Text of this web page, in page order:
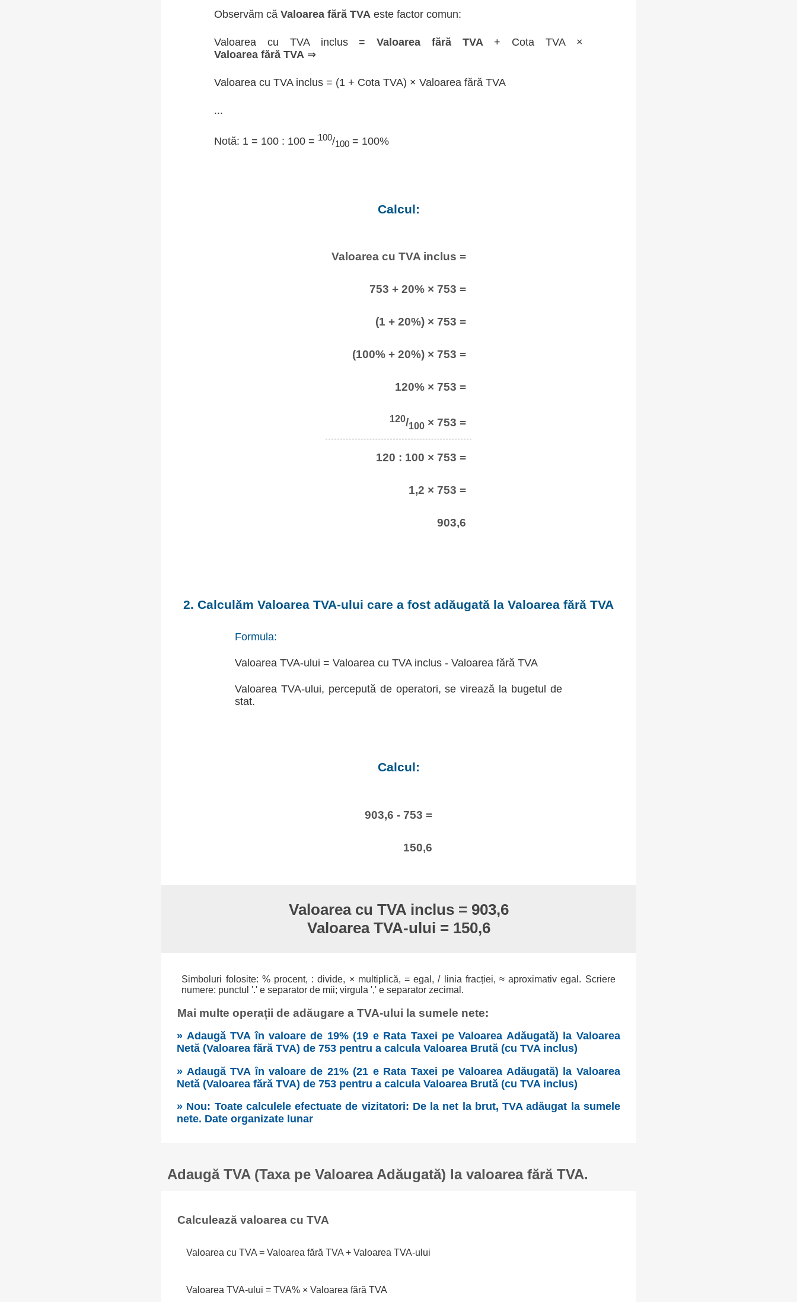
Observăm căValoarea fără TVA este factor comun:
Valoarea cu TVA inclus =Valoarea fără TVA+ Cota TVA ×
Valoarea fără TVA ⇒
Valoarea cu TVA inclus = (1 + Cota TVA) × Valoarea fără TVA
...
Notă: 1 = 100 : 100 = 100/100 = 100%
Calcul:
Valoarea cu TVA inclus =
753 + 20% × 753 =
(1 + 20%) × 753 =
(100% + 20%) × 753 =
120% × 753 =
120/100× 753 =
120 : 100 × 753 =
1,2 × 753 =
903,6
2. Calculăm Valoarea TVA-ului care a fost adăugată la Valoarea fără TVA
Formula:
Valoarea TVA-ului = Valoarea cu TVA inclus - Valoarea fără TVA
Valoarea TVA-ului, percepută de operatori, se virează la bugetul de
stat.
Calcul:
903,6 - 753 =
150,6
Valoarea cu TVA inclus = 903,6
Valoarea TVA-ului = 150,6
Simboluri folosite: % procent, : divide, × multiplică, = egal, / linia fracției, ≈ aproximativ egal. Scriere
numere: punctul '.' e separator de mii; virgula ',' e separator zecimal.
Mai multe operații de adăugare a TVA-ului la sumele nete:
» Adaugă TVA în valoare de 19% (19 e Rata Taxei pe Valoarea Adăugată) la Valoarea
Netă (Valoarea fără TVA) de 753 pentru a calcula Valoarea Brută (cu TVA inclus)
» Adaugă TVA în valoare de 21% (21 e Rata Taxei pe Valoarea Adăugată) la Valoarea
Netă (Valoarea fără TVA) de 753 pentru a calcula Valoarea Brută (cu TVA inclus)
» Nou: Toate calculele efectuate de vizitatori: De la net la brut, TVA adăugat la sumele
nete. Date organizate lunar
Adaugă TVA (Taxa pe Valoarea Adăugată) la valoarea fără TVA.
Calculează valoarea cu TVA
Valoarea cu TVA = Valoarea fără TVA + Valoarea TVA-ului
Valoarea TVA-ului = TVA% × Valoarea fără TVA